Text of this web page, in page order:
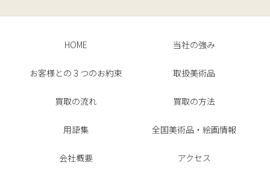
HOME 当社の強み
お客様との３つのお約束 取扱美術品
買取の流れ 買取の方法
用語集 全国美術品・絵画情報
会社概要 アクセス